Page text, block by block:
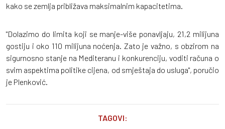
kako se zemlja približava maksimalnim kapacitetima.
"Dolazimo do limita koji se manje-više ponavljaju, 21,2 milijuna
gostiju i oko 110 milijuna noćenja. Zato je važno, s obzirom na
sigurnosno stanje na Mediteranu i konkurenciju, voditi računa o
svim aspektima politike cijena, od smještaja do usluga", poručio
je Plenković.
TAGOVI: